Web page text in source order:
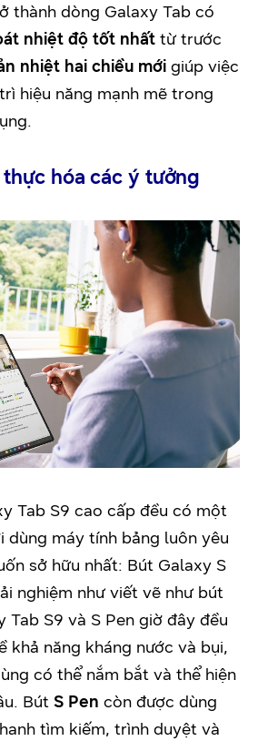
thành dòng Galaxy Tab có
nhiệt độ tốt nhất từ trước
nhiệt hai chiều mới giúp việc
hiệu năng mạnh mẽ trong
hóa các ý tưởng
Tab S9 cao cấp đều có một
dùng máy tính bảng luôn yêu
sở hữu nhất: Bút Galaxy S
nghiệm như viết vẽ như bút
Tab S9 và S Pen giờ đây đều
khả năng kháng nước và bụi,
có thể nắm bắt và thể hiện
Bút S Pen còn được dùng
tìm kiếm, trình duyệt và